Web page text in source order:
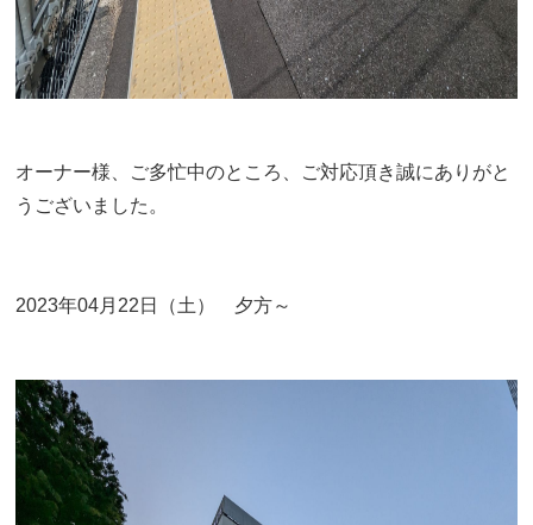
オーナー様、ご多忙中のところ、ご対応頂き誠にありがと
うございました。
2023年04月22日（土） 夕方～